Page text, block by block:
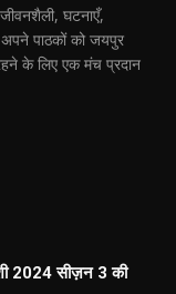
घटनाएँ,
पाठकों को जयपुर
के लिए एक मंच प्रदान
2024 सीज़न 3 की